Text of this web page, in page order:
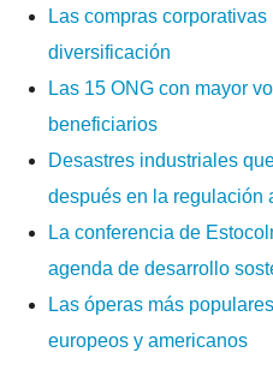
Las compras
diversificación
Las 15 ONG con mayor
beneficiarios
Desastres industriales
después en la regulación
La conferencia de
agenda de desarrollo
Las óperas más
europeos y americanos